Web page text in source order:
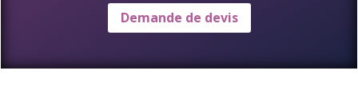
Demande de devis